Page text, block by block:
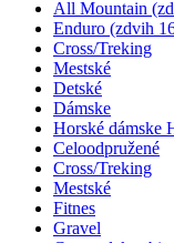
All Mountain
Enduro (zdvih
Cross/Treking
Mestské
Detské
Dámske
Horské
Celoodpružené
Cross/Treking
Mestské
Fitnes
Gravel